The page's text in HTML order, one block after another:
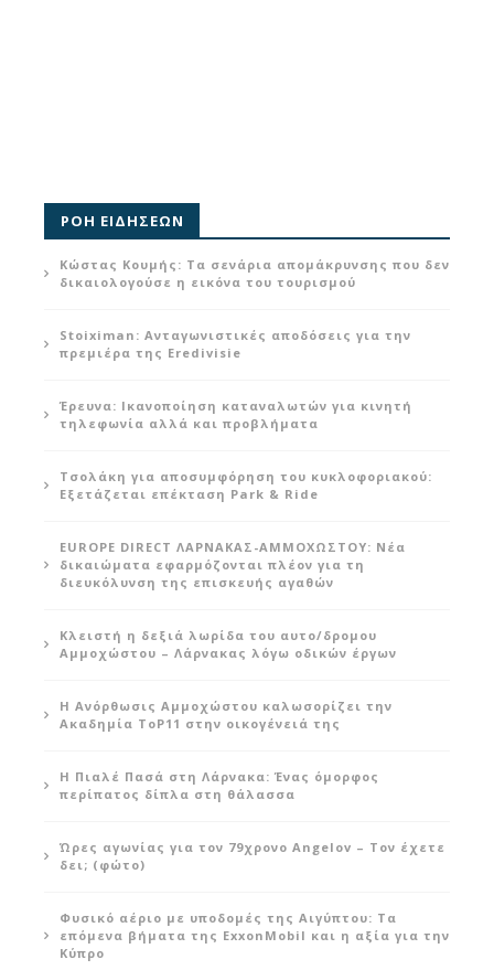
ΡΟΗ ΕΙΔΗΣΕΩΝ
Κώστας Κουμής: Τα σενάρια απομάκρυνσης που δεν
δικαιολογούσε η εικόνα του τουρισμού
Stoiximan: Ανταγωνιστικές αποδόσεις για την
πρεμιέρα της Eredivisie
Έρευνα: Ικανοποίηση καταναλωτών για κινητή
τηλεφωνία αλλά και προβλήματα
Τσολάκη για αποσυμφόρηση του κυκλοφοριακού:
Εξετάζεται επέκταση Park & Ride
EUROPE DIRECT ΛΑΡΝΑΚΑΣ-ΑΜΜΟΧΩΣΤΟΥ: Νέα
δικαιώματα εφαρμόζονται πλέον για τη
διευκόλυνση της επισκευής αγαθών
Κλειστή η δεξιά λωρίδα του αυτο/δρομου
Αμμοχώστου – Λάρνακας λόγω οδικών έργων
Η Ανόρθωσις Αμμοχώστου καλωσορίζει την
Ακαδημία ToP11 στην οικογένειά της
Η Πιαλέ Πασά στη Λάρνακα: Ένας όμορφος
περίπατος δίπλα στη θάλασσα
Ώρες αγωνίας για τον 79χρονο Angelov – Τον έχετε
δει; (φώτο)
Φυσικό αέριο με υποδομές της Αιγύπτου: Τα
επόμενα βήματα της ExxonMobil και η αξία για την
Κύπρο